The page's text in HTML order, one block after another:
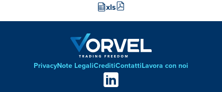
xls
Footer
PrivacyNote LegaliCreditiContattiLavora con noi